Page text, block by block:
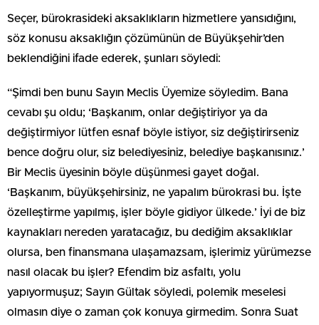
Seçer, bürokrasideki aksaklıkların hizmetlere yansıdığını,
söz konusu aksaklığın çözümünün de Büyükşehir’den
beklendiğini ifade ederek, şunları söyledi:
“Şimdi ben bunu Sayın Meclis Üyemize söyledim. Bana
cevabı şu oldu; ‘Başkanım, onlar değiştiriyor ya da
değiştirmiyor lütfen esnaf böyle istiyor, siz değiştirirseniz
bence doğru olur, siz belediyesiniz, belediye başkanısınız.’
Bir Meclis üyesinin böyle düşünmesi gayet doğal.
‘Başkanım, büyükşehirsiniz, ne yapalım bürokrasi bu. İşte
özelleştirme yapılmış, işler böyle gidiyor ülkede.’ İyi de biz
kaynakları nereden yaratacağız, bu dediğim aksaklıklar
olursa, ben finansmana ulaşamazsam, işlerimiz yürümezse
nasıl olacak bu işler? Efendim biz asfaltı, yolu
yapıyormuşuz; Sayın Gültak söyledi, polemik meselesi
olmasın diye o zaman çok konuya girmedim. Sonra Suat